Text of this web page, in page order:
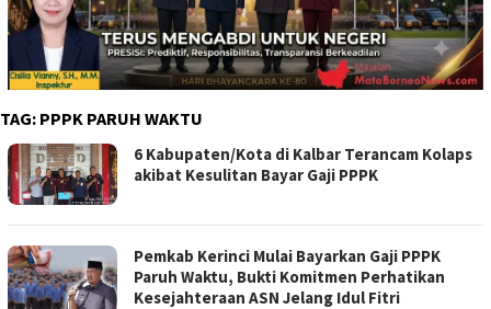
TAG: PPPK PARUH WAKTU
6 Kabupaten/Kota di Kalbar Terancam Kolaps
akibat Kesulitan Bayar Gaji PPPK
Pemkab Kerinci Mulai Bayarkan Gaji PPPK
Paruh Waktu, Bukti Komitmen Perhatikan
Kesejahteraan ASN Jelang Idul Fitri